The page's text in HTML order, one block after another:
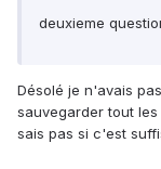
deuxieme
Désolé je n'avais
sauvegarder tout
sais pas si c'est